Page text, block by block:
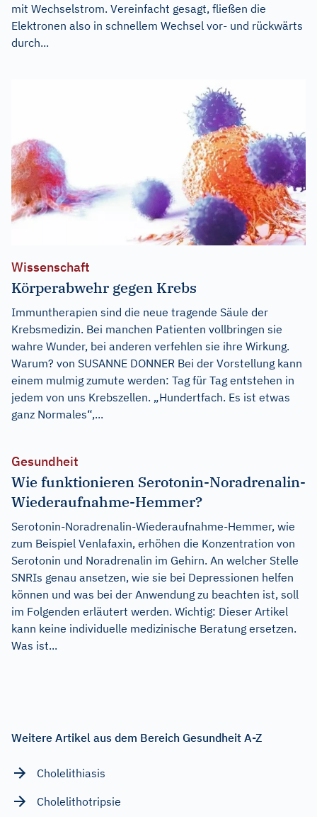
mit Wechselstrom. Vereinfacht gesagt, fließen die
Elektronen also in schnellem Wechsel vor- und rückwärts
durch...
Wissenschaft
Körperabwehr gegen Krebs
Immuntherapien sind die neue tragende Säule der
Krebsmedizin. Bei manchen Patienten vollbringen sie
wahre Wunder, bei anderen verfehlen sie ihre Wirkung.
Warum? von SUSANNE DONNER Bei der Vorstellung kann
einem mulmig zumute werden: Tag für Tag entstehen in
jedem von uns Krebszellen. „Hundertfach. Es ist etwas
ganz Normales“,...
Gesundheit
Wie funktionieren Serotonin-Noradrenalin-
Wiederaufnahme-Hemmer?
Serotonin-Noradrenalin-Wiederaufnahme-Hemmer, wie
zum Beispiel Venlafaxin, erhöhen die Konzentration von
Serotonin und Noradrenalin im Gehirn. An welcher Stelle
SNRIs genau ansetzen, wie sie bei Depressionen helfen
können und was bei der Anwendung zu beachten ist, soll
im Folgenden erläutert werden. Wichtig: Dieser Artikel
kann keine individuelle medizinische Beratung ersetzen.
Was ist...
Weitere Artikel aus dem Bereich Gesundheit A-Z
Cholelithiasis
Cholelithotripsie